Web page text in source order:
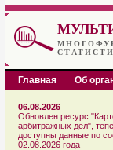
Главная Об
06.08.2026
Обновлен ресурс
арбитражных дел",
доступны данные по
02.08.2026 года